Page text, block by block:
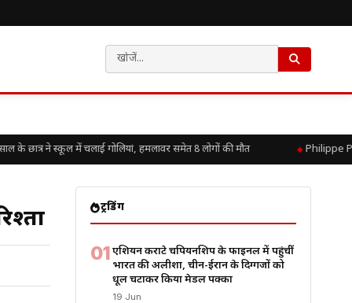
ने स्कूल में चलाई गोलियां, हमलावर समेत 8 लोगों की मौत Philippe
ट्रेंडिंग
01एशियन कराटे चैंपियनशिप के फाइनल में पहुंचीं
भारत की अलीशा, चीन-ईरान के दिग्गजों को
धूल चटाकर किया मेडल पक्का
19 Jun